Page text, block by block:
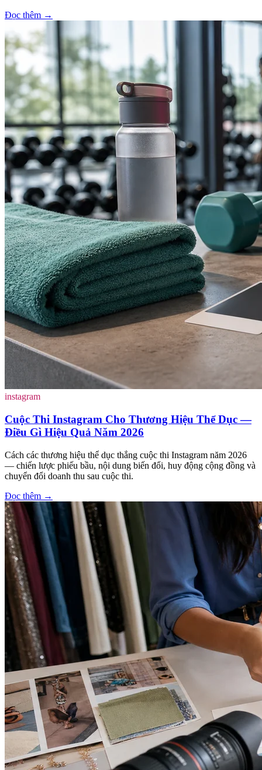
Đọc thêm →
instagram
Cuộc Thi Instagram Cho Thương Hiệu Thể Dục —
Điều Gì Hiệu Quả Năm 2026
Cách các thương hiệu thể dục thắng cuộc thi Instagram năm 2026
— chiến lược phiếu bầu, nội dung biến đổi, huy động cộng đồng và
chuyển đổi doanh thu sau cuộc thi.
Đọc thêm →